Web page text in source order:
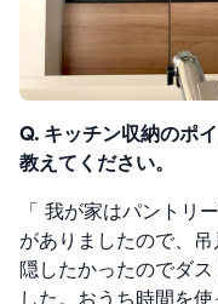
Q. キッチン収納のポ
教えてください。
「 我が家はパントリ
がありましたので、
隠したかったのでダ
した。 おうち時間を